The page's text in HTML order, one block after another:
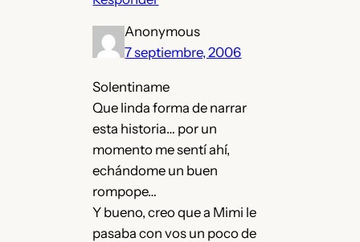
Anonymous
7 septiembre, 2006
Solentiname
Que linda forma de narrar
esta historia… por un
momento me sentí ahí,
echándome un buen
rompope…
Y bueno, creo que a Mimi le
pasaba con vos un poco de